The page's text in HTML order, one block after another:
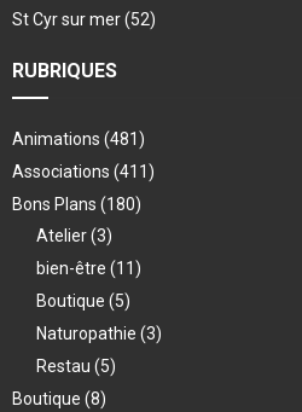
St Cyr sur mer(52)
RUBRIQUES
Animations (481)
Associations (411)
Bons Plans (180)
Atelier(3)
bien-être (11)
Boutique (5)
Naturopathie (3)
Restau (5)
Boutique (8)